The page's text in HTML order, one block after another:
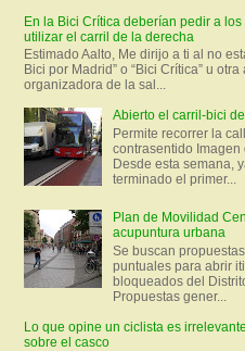
En la Bici Crítica deberían pedir a
utilizar el carril de la derecha
Estimado Aalto, Me dirijo a ti al no
Bici por Madrid” o “Bici Crítica” u
organizadora de la sal...
Abierto el carril-bici
Permite recorrer la
contrasentido
Desde esta semana,
terminado el primer...
Plan de Movilidad
acupuntura urbana
Se buscan
puntuales para abrir
bloqueados del
Propuestas gener...
Lo que opine un ciclista es
sobre el casco